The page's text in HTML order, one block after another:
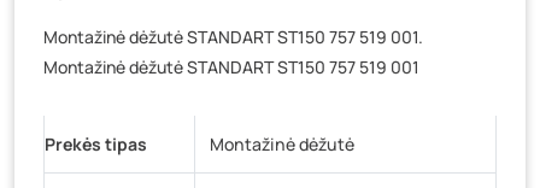
Baravykų g. 1, Druskininkai- 0 vienetų
Vilniaus g. 89D, Ukmergė- 0 vienetų
K. Donelaičio g. 17, Rokiškis
Šaltupės g. 64, Zarasai - 0 vienetų
Montažinė dėžutė STANDART ST150 757 519 001.
Montažinė dėžutė STANDART ST150 757 519 001
Prekės tipas Montažinė dėžutė